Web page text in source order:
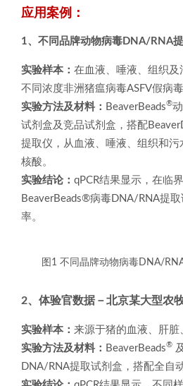
应用案例：
1、不同品牌动物病毒DNA/RNA
实验样本： 在血液、唾液、组织及
不同浓度非洲猪瘟病毒ASFV假病毒
实验方法及材料： BeaverBeads®
试剂盒及竞品试剂盒，搭配
提取仪，从血液、唾液、组织和污
核酸。
实验结论： qPCR结果显示，在临
BeaverBeads®病毒DNA/RNA提
率。
图1 不同晶牌动物病毒DNA/
2、体验官数据－北京某大型农
实验样本： 来源于猪的血液、肝脏
实验方法及材料： BeaverBeads®
DNA/RNA提取试剂盒，搭配全自